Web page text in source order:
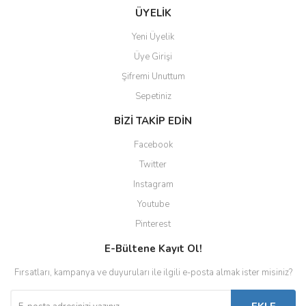
ÜYELİK
Yeni Üyelik
Üye Girişi
Şifremi Unuttum
Sepetiniz
BİZİ TAKİP EDİN
Facebook
Twitter
Instagram
Youtube
Pinterest
E-Bültene Kayıt Ol!
Fırsatları, kampanya ve duyuruları ile ilgili e-posta almak ister misiniz?